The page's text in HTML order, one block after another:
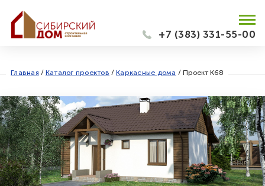
+7 (383) 331-55-00
Главная / Каталог проектов / Каркасные дома / Проект К68